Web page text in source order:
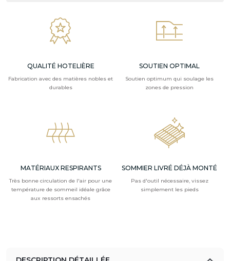
QUALITÉ HOTELIÈRE
Fabrication avec des matières nobles et
durables
SOUTIEN OPTIMAL
Soutien optimum qui soulage les
zones de pression
MATÉRIAUX RESPIRANTS
Très bonne circulation de l'air pour une
température de sommeil idéale grâce
aux ressorts ensachés
SOMMIER LIVRÉ DÉJÀ MONTÉ
Pas d'outil nécessaire, vissez
simplement les pieds